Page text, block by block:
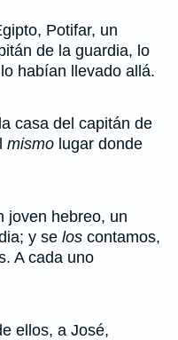
Potifar, un
de la guardia, lo
habían llevado allá.
casa del capitán de
mismo lugar donde
joven hebreo, un
y se los contamos,
A cada uno
ellos, a José,